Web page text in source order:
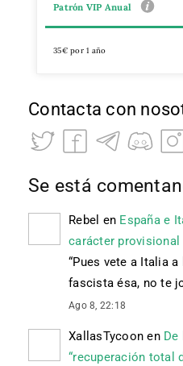
Patrón VIP Anual
35€ por 1 año
Contacta con
Se está
Rebel en España e
carácter
“Pues vete a Italia
fascista ésa, no te
Ago 8, 22:18
XallasTycoon en De
“recuperación total